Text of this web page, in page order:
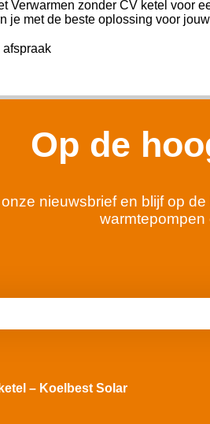
Verwarmen zonder CV ketel voor
je met de beste oplossing voor
Op de
nieuwsbrief en blijf op
– Koelbest Solar